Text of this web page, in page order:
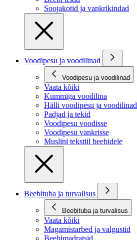
Soojakotid ja vankrikindad
Voodipesu ja voodilinad
Voodipesu ja voodilinad
Vaata kõiki
Kummiga voodilina
Hälli voodipesu ja voodilinad
Padjad ja tekid
Voodipesu voodisse
Voodipesu vankrisse
Muslini tekstiil beebidele
Beebituba ja turvalisus
Beebituba ja turvalisus
Vaata kõiki
Magamistarbed ja valgustid
Beebimadratsid